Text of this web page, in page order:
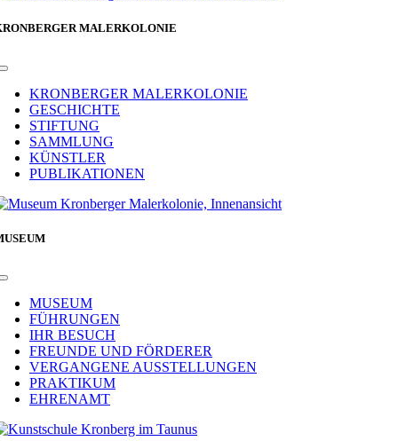
MALERKOLONIE
Toggle
NavigationKRONBERGER MALERKOLONIE
GESCHICHTE
STIFTUNG
SAMMLUNG
KÜNSTLER
PUBLIKATIONEN
Toggle
NavigationMUSEUM
FÜHRUNGEN
IHR BESUCH
FREUNDE UND FÖRDERER
VERGANGENE AUSSTELLUNGEN
PRAKTIKUM
EHRENAMT